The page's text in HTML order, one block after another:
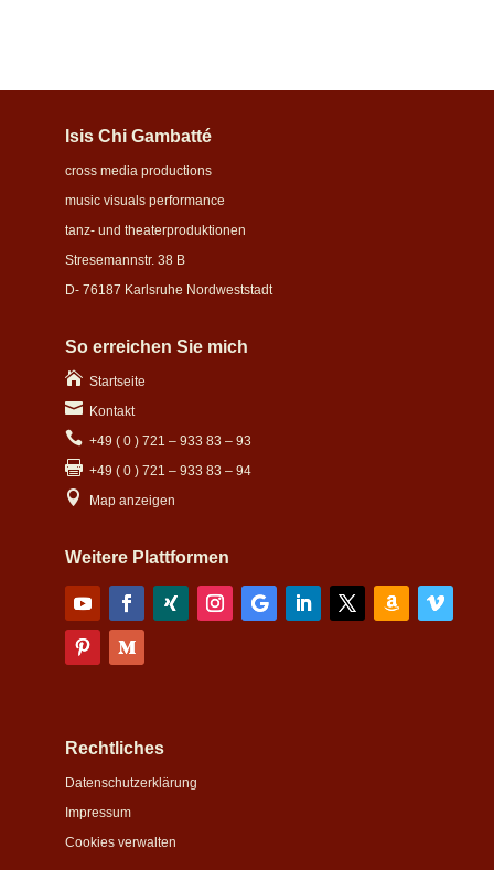
Isis Chi Gambatté
cross media productions
music visuals performance
tanz- und theaterproduktionen
Stresemannstr. 38 B
D- 76187 Karlsruhe Nordweststadt
So erreichen Sie mich
 Startseite
 Kontakt
 +49 ( 0 ) 721 – 933 83 – 93
 +49 ( 0 ) 721 – 933 83 – 94
 Map anzeigen
Weitere Plattformen
Rechtliches
Datenschutzerklärung
Impressum
Cookies verwalten